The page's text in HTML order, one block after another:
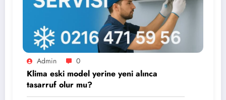
Admin 0
Klima eski model yerine yeni alınca
tasarruf olur mu?